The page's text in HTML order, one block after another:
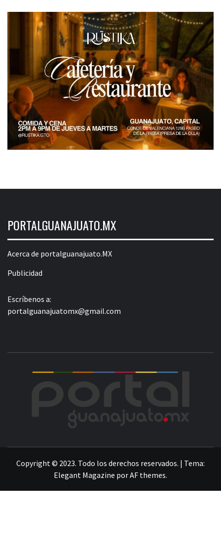
PORTALGUANAJUATO.MX
Acerca de portalguanajuato.MX
Publicidad
Escríbenos a:
portalguanajuatomx@gmail.com
Copyright © 2023. Todo los derechos reservados. | Tema:
Elegant Magazine porAF themes.